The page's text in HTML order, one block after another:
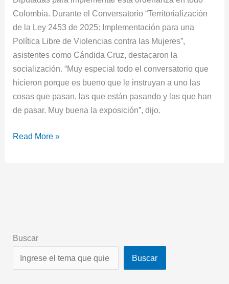
Colombia. Durante el Conversatorio “Territorialización
de la Ley 2453 de 2025: Implementación para una
Política Libre de Violencias contra las Mujeres”,
asistentes como Cándida Cruz, destacaron la
socialización. “Muy especial todo el conversatorio que
hicieron porque es bueno que le instruyan a uno las
cosas que pasan, las que están pasando y las que han
de pasar. Muy buena la exposición”, dijo.
Read More »
Buscar
Buscar